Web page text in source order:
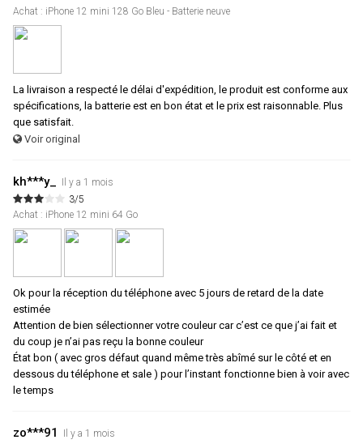
Achat : iPhone 12 mini 128 Go Bleu - Batterie neuve
La livraison a respecté le délai d'expédition, le produit est conforme aux
spécifications, la batterie est en bon état et le prix est raisonnable. Plus
que satisfait.
Voir original
kh***y_
Il y a 1 mois
3/5
Achat : iPhone 12 mini 64 Go
Ok pour la réception du téléphone avec 5 jours de retard de la date
estimée
Attention de bien sélectionner votre couleur car c’est ce que j’ai fait et
du coup je n’ai pas reçu la bonne couleur
État bon ( avec gros défaut quand même très abîmé sur le côté et en
dessous du téléphone et sale ) pour l’instant fonctionne bien à voir avec
le temps
zo***91
Il y a 1 mois